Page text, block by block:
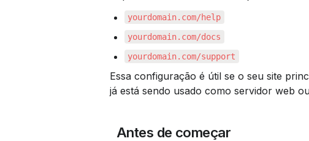
yourdomain.com/help
yourdomain.com/docs
yourdomain.com/support
Essa configuração é útil se o seu site
já está sendo usado como servidor web
Antes de começar